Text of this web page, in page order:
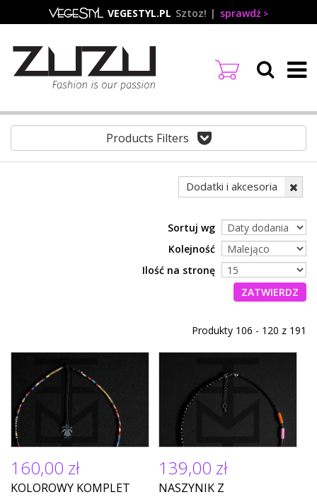
do
treści
VEGESTYL.PL Sztoz! sprawdź
Products Filters
Dodatki i akcesoria
Sortuj wg
Kolejność
Ilość na stronę
Produkty 106 - 120 z 191
160,00 zł
KOLOROWY KOMPLET
139,00 zł
NASZYNIK Z